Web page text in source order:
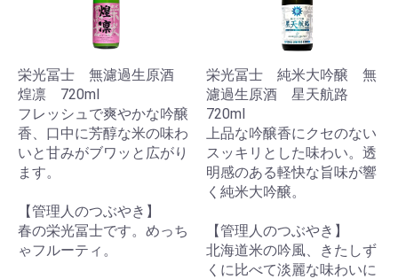
栄光冨士 無濾過生原酒
煌凛 720ml
フレッシュで爽やかな吟醸
香、口中に芳醇な米の味わ
いと甘みがブワッと広がり
ます。
【管理人のつぶやき】
春の栄光冨士です。めっち
ゃフルーティ。
栄光冨士 純米大吟醸 無
濾過生原酒 星天航路
720ml
上品な吟醸香にクセのない
スッキリとした味わい。透
明感のある軽快な旨味が響
く純米大吟醸。
【管理人のつぶやき】
北海道米の吟風、きたしず
くに比べて淡麗な味わいに